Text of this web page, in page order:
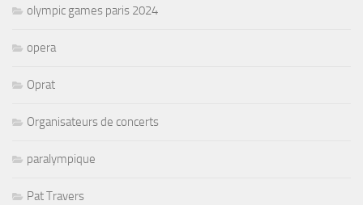
olympic games paris 2024
opera
Oprat
Organisateurs de concerts
paralympique
Pat Travers